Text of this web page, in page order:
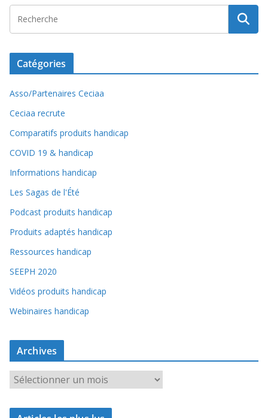
Catégories
Asso/Partenaires Ceciaa
Ceciaa recrute
Comparatifs produits handicap
COVID 19 & handicap
Informations handicap
Les Sagas de l'Été
Podcast produits handicap
Produits adaptés handicap
Ressources handicap
SEEPH 2020
Vidéos produits handicap
Webinaires handicap
Archives
r
c